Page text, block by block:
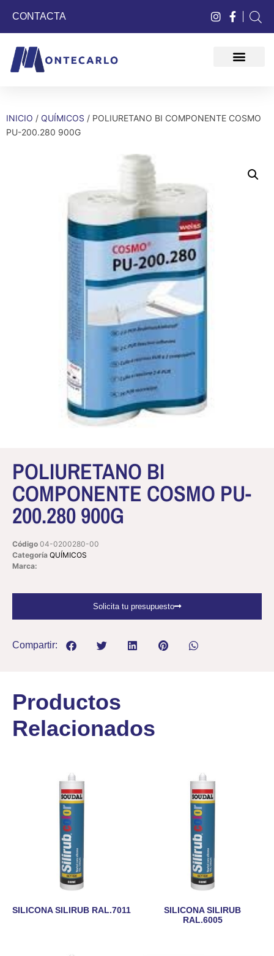
CONTACTA
INICIO / QUÍMICOS / POLIURETANO BI COMPONENTE COSMO
PU-200.280 900G
POLIURETANO BI
COMPONENTE COSMO PU-
200.280 900G
Código 04-0200280-00
Categoría QUÍMICOS
Marca:
Solicita tu presupuesto
Compartir:
Productos
Relacionados
SILICONA SILIRUB RAL.7011
SILICONA SILIRUB
RAL.6005